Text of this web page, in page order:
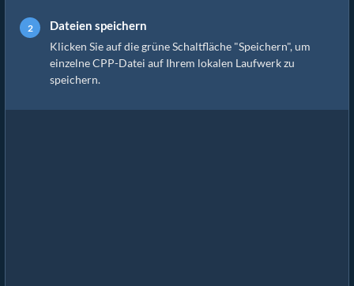
Dateien speichern
Klicken Sie auf die grüne Schaltfläche "Speichern", um
einzelne CPP-Datei auf Ihrem lokalen Laufwerk zu
speichern.